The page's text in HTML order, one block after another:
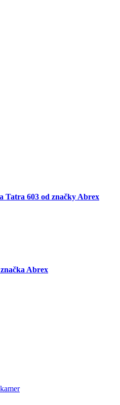
Tatra 603 od značky Abrex
Abrex